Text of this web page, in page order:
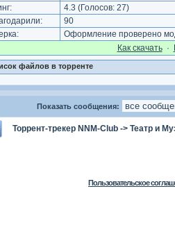
4.3 (Голосов: 27)
90
Оформление проверено
Как cкачать·
файлов в торренте
Показать сообщения:
Торрент-трекер NNM-Club -> Театр и
Пользовательское